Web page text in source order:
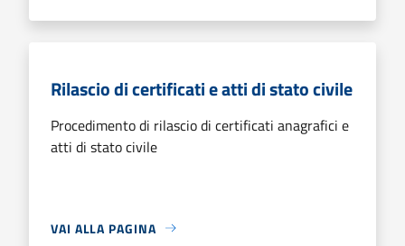
Rilascio di certificati e atti di stato civile
Procedimento di rilascio di certificati anagrafici e
atti di stato civile
VAI ALLA PAGINA